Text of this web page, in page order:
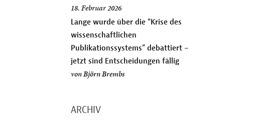
18. Februar 2026
Lange wurde über die “Krise des
wissenschaftlichen
Publikationssystems” debattiert –
jetzt sind Entscheidungen fällig
vonBjörn Brembs
ARCHIV